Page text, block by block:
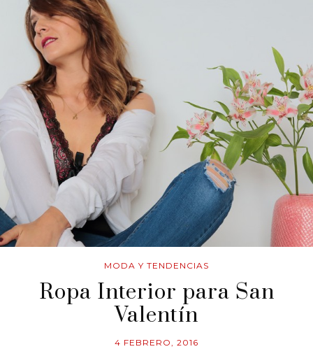
MODA Y TENDENCIAS
Ropa Interior para San
Valentín
4 FEBRERO, 2016